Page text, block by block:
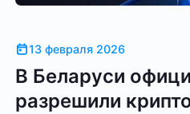
13 февраля 2026
В Беларуси
разрешили